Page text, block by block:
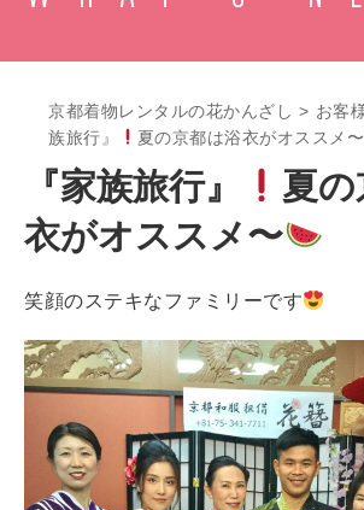
京都着物レンタルの花かんざし > お客
族旅行』
夏の京都は浴衣がオススメ〜
『家族旅行』
夏
衣がオススメ〜
笑顔のステキなファミリーです